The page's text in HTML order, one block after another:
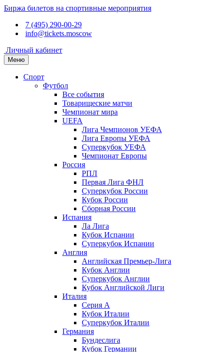
Биржа билетов на спортивные мероприятия
7 (495) 290-00-29
info@tickets.moscow
Личный кабинет
Меню
Спорт
Футбол
Все события
Товарищеские матчи
Чемпионат мира
UEFA
Лига Чемпионов УЕФА
Лига Европы УЕФА
Суперкубок УЕФА
Чемпионат Европы
Россия
РПЛ
Первая Лига ФНЛ
Суперкубок России
Кубок России
Сборная России
Испания
Ла Лига
Кубок Испании
Суперкубок Испании
Англия
Английская Премьер-Лига
Кубок Англии
Суперкубок Англии
Кубок Английской Лиги
Италия
Серия А
Кубок Италии
Суперкубок Италии
Германия
Бундеслига
Кубок Германии